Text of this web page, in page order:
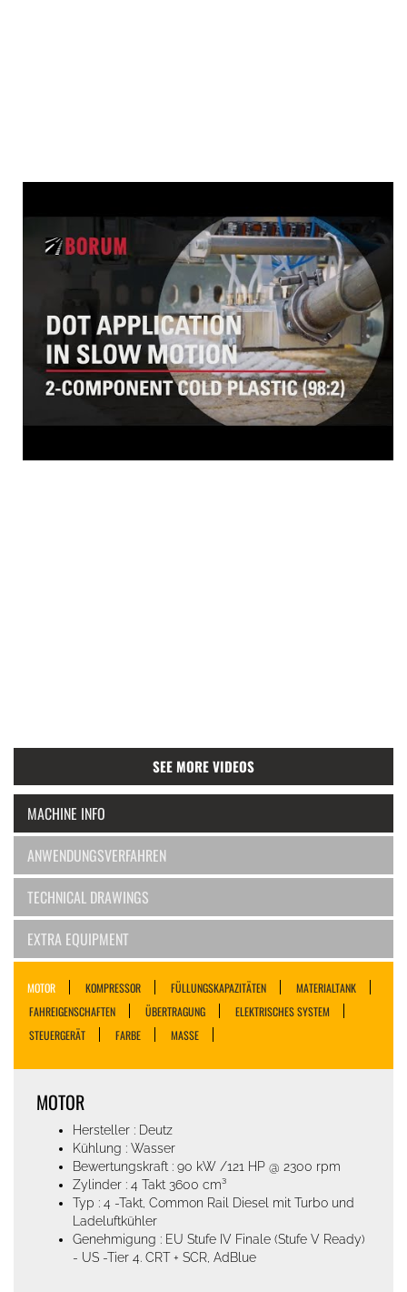
SEE MORE VIDEOS
MACHINE INFO
ANWENDUNGSVERFAHREN
TECHNICAL DRAWINGS
EXTRA EQUIPMENT
MOTOR KOMPRESSOR FÜLLUNGSKAPAZITÄTEN
MATERIALTANK
FAHREIGENSCHAFTEN
ÜBERTRAGUNG
ELEKTRISCHES SYSTEM
STEUERGERÄT
FARBE MASSE
MOTOR
Hersteller : Deutz
Kühlung : Wasser
Bewertungskraft : 90 kW /121 HP @ 2300 rpm
Zylinder : 4 Takt 3600 cm³
Typ : 4 -Takt, Common Rail Diesel mit Turbo und
Ladeluftkühler
Genehmigung : EU Stufe IV Finale (Stufe V Ready)
- US -Tier 4. CRT + SCR, AdBlue